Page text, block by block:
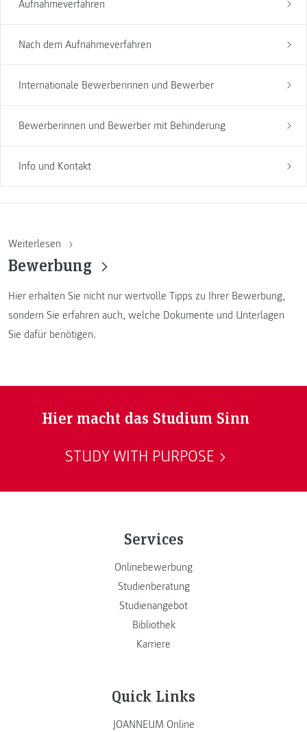
Aufnahmeverfahren
Nach dem Aufnahmeverfahren
Internationale Bewerberinnen und Bewerber
Bewerberinnen und Bewerber mit Behinderung
Info und Kontakt
Weiterlesen
Bewerbung
Hier erhalten Sie nicht nur wertvolle Tipps zu Ihrer Bewerbung,
sondern Sie erfahren auch, welche Dokumente und Unterlagen
Sie dafür benötigen.
Hier macht das Studium Sinn
STUDY WITH PURPOSE
Services
Onlinebewerbung
Studienberatung
Studienangebot
Bibliothek
Karriere
Quick Links
JOANNEUM Online